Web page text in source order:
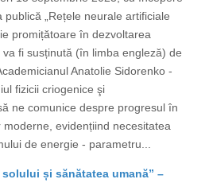
„Rețele neurale artificiale
promițătoare în dezvoltarea
fi susținută (în limba engleză) de
Anatolie Sidorenko -
fizicii criogenice şi
ne comunice despre progresul în
evidențiind necesitatea
de energie - parametru...
și sănătatea umană” –